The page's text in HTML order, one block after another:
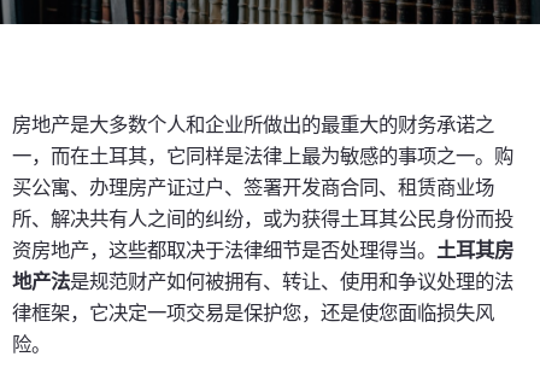
房地产是大多数个人和企业所做出的最重大的财务承诺之
一，而在土耳其，它同样是法律上最为敏感的事项之一。购
买公寓、办理房产证过户、签署开发商合同、租赁商业场
所、解决共有人之间的纠纷，或为获得土耳其公民身份而投
资房地产，这些都取决于法律细节是否处理得当。
土耳其房
地产法是规范财产如何被拥有、转让、使用和争议处理的法
律框架，它决定一项交易是保护您，还是使您面临损失风
险。